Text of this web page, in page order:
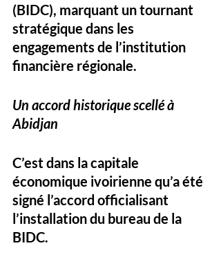
(BIDC), marquant un tournant
stratégique dans les
engagements de l’institution
financière régionale.
Un accord historique scellé à
Abidjan
C’est dans la capitale
économique ivoirienne qu’a été
signé l’accord officialisant
l’installation du bureau de la
BIDC.